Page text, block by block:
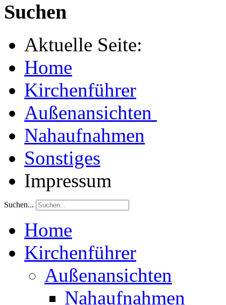
Suchen
Aktuelle Seite:
Home
Kirchenführer
Außenansichten
Nahaufnahmen
Sonstiges
Impressum
Suchen...
Home
Kirchenführer
Außenansichten
Nahaufnahmen